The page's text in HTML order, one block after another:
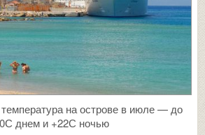
на острове в июле — до
днем и +22С ночью